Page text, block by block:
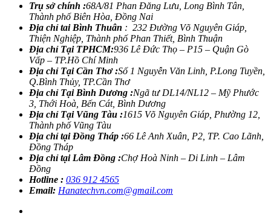
Trụ sở chính :68A/81 Phan Đăng Lưu, Long Bình Tân,
Thành phố Biên Hòa, Đồng Nai
Địa chỉ tai Bình Thuân : 232 Đường Võ Nguyên Giáp,
Thiện Nghiệp, Thành phố Phan Thiết, Bình Thuận
Địa chỉ Tại TPHCM:936 Lê Đức Thọ – P15 – Quận Gò
Vấp – TP.Hồ Chí Minh
Địa chỉ Tại Cần Thơ :Số 1 Nguyễn Văn Linh, P.Long Tuyền,
Q.Bình Thủy, TP.Cần Thơ
Địa chỉ Tại Bình Dương :Ngã tư DL14/NL12 – Mỹ Phước
3, Thới Hoà, Bến Cát, Bình Dương
Địa chỉ Tại Vũng Tàu :1615 Võ Nguyên Giáp, Phường 12,
Thành phố Vũng Tàu
Địa chỉ tại Đồng Tháp :66 Lê Anh Xuân, P2, TP. Cao Lãnh,
Đồng Tháp
Địa chỉ tại Lâm Đồng :Chợ Hoà Ninh – Di Linh – Lâm
Đồng
Hotline : 036 912 4565
Email: Hanatechvn.com@gmail.com